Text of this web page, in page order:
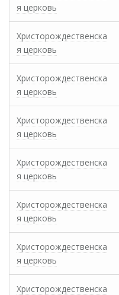
я церковь
Христорождественска
я церковь
Христорождественска
я церковь
Христорождественска
я церковь
Христорождественска
я церковь
Христорождественска
я церковь
Христорождественска
я церковь
Христорождественска